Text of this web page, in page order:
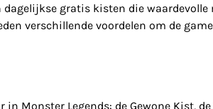
gratis kisten die waardevolle
verschillende voordelen om de
Monster Legends: de Gewone Kist, de